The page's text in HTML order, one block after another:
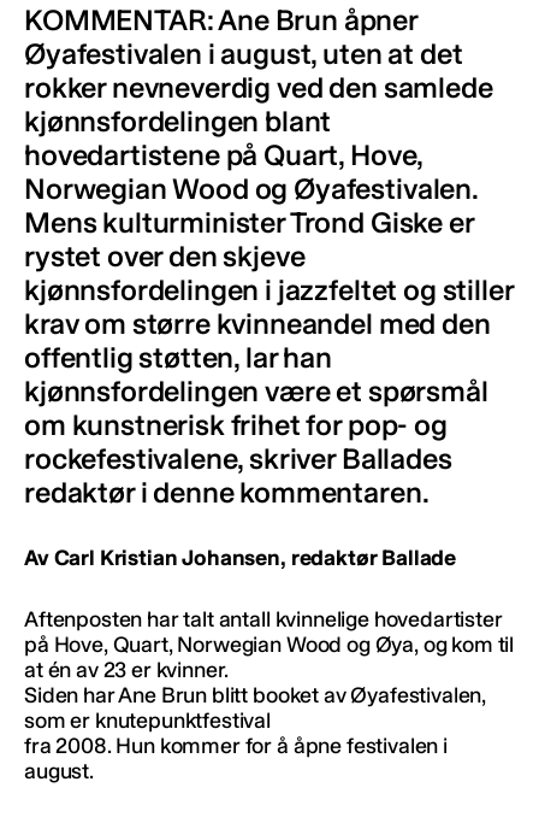
KOMMENTAR: Ane Brun åpner
Øyafestivalen i august, uten at det
rokker nevneverdig ved den samlede
kjønnsfordelingen blant
hovedartistene på Quart, Hove,
Norwegian Wood og Øyafestivalen.
Mens kulturminister Trond Giske er
rystet over den skjeve
kjønnsfordelingen i jazzfeltet og stiller
krav om større kvinneandel med den
offentlig støtten, lar han
kjønnsfordelingen være et spørsmål
om kunstnerisk frihet for pop- og
rockefestivalene, skriver Ballades
redaktør i denne kommentaren.
Av Carl Kristian Johansen, redaktør Ballade
Aftenposten har talt antall kvinnelige hovedartister
på Hove, Quart, Norwegian Wood og Øya, og kom til
at én av 23 er kvinner.
Siden har Ane Brun blitt booket av Øyafestivalen,
som er knutepunktfestival
fra 2008. Hun kommer for å åpne festivalen i
august.